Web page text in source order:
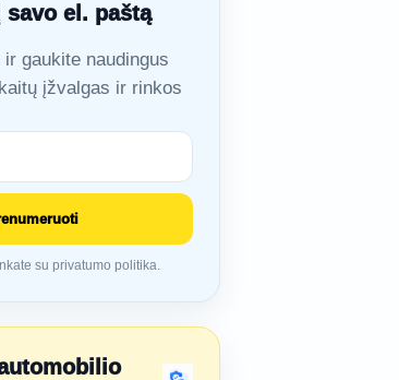
el. paštą
gaukite naudingus
įžvalgas ir rinkos
su privatumo politika.